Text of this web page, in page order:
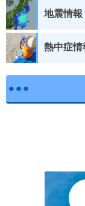
地震情報
熱中症情